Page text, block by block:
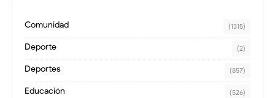
Comunidad (1315)
Deporte (2)
Deportes (857)
Educación (526)